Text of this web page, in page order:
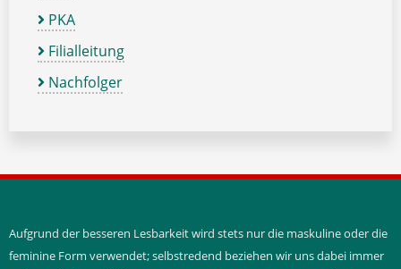
PKA
Filialleitung
Nachfolger
Aufgrund der besseren Lesbarkeit wird stets nur die maskuline oder die
feminine Form verwendet; selbstredend beziehen wir uns dabei immer